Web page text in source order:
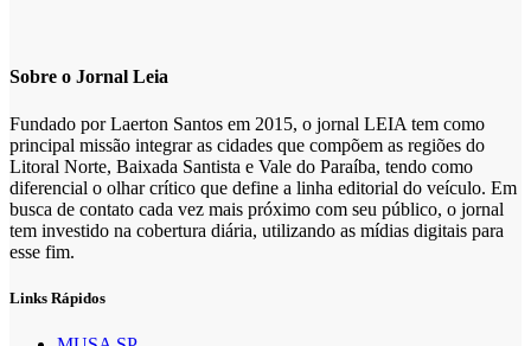
Sobre o Jornal Leia
Fundado por Laerton Santos em 2015, o jornal LEIA tem como
principal missão integrar as cidades que compõem as regiões do
Litoral Norte, Baixada Santista e Vale do Paraíba, tendo como
diferencial o olhar crítico que define a linha editorial do veículo. Em
busca de contato cada vez mais próximo com seu público, o jornal
tem investido na cobertura diária, utilizando as mídias digitais para
esse fim.
Links Rápidos